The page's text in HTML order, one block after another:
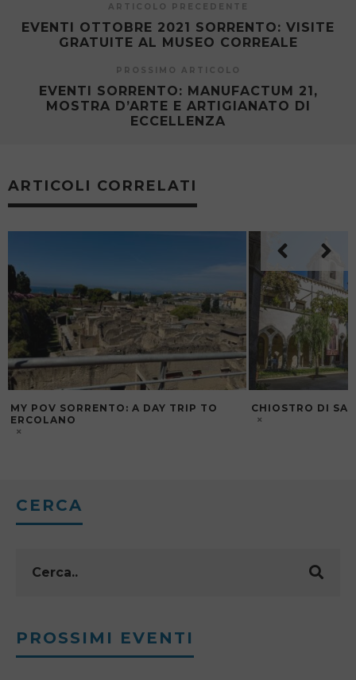
ARTICOLO PRECEDENTE
EVENTI OTTOBRE 2021 SORRENTO: VISITE
GRATUITE AL MUSEO CORREALE
PROSSIMO ARTICOLO
EVENTI SORRENTO: MANUFACTUM 21,
MOSTRA D’ARTE E ARTIGIANATO DI
ECCELLENZA
ARTICOLI CORRELATI
MY POV SORRENTO: A DAY TRIP TO
ERCOLANO
CHIOSTRO DI
CERCA
PROSSIMI EVENTI